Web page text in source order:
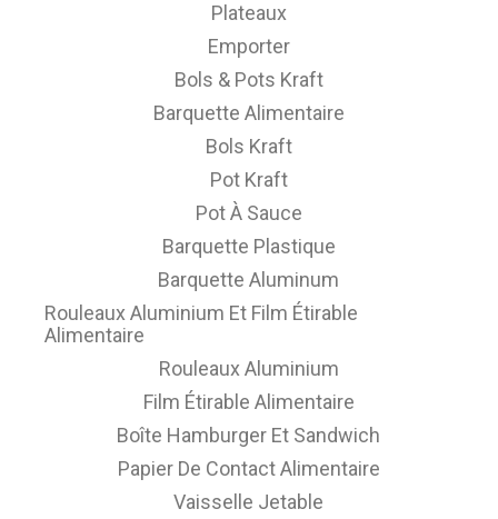
Plateaux
Emporter
Bols & Pots Kraft
Barquette Alimentaire
Bols Kraft
Pot Kraft
Pot À Sauce
Barquette Plastique
Barquette Aluminum
Rouleaux Aluminium Et Film Étirable
Alimentaire
Rouleaux Aluminium
Film Étirable Alimentaire
Boîte Hamburger Et Sandwich
Papier De Contact Alimentaire
Vaisselle Jetable